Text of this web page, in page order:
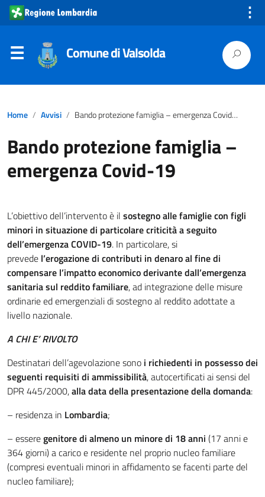
⋮
Comune di Valsolda
Home Avvisi Bando protezione famiglia – emergenza Covid-19
Bando protezione famiglia –
emergenza Covid-19
L’obiettivo dell’intervento è il sostegno alle famiglie con figli
minori in situazione di particolare criticità a seguito
dell’emergenza COVID-19. In particolare, si
prevede l’erogazione di contributi in denaro al fine di
compensare l’impatto economico derivante dall’emergenza
sanitaria sul reddito familiare, ad integrazione delle misure
ordinarie ed emergenziali di sostegno al reddito adottate a
livello nazionale.
A CHI E’ RIVOLTO
Destinatari dell’agevolazione sono i richiedenti in possesso dei
seguenti requisiti di ammissibilità, autocertificati ai sensi del
DPR 445/2000,alla data della presentazione della domanda:
– residenza in Lombardia;
– esseregenitore di almeno un minore di 18 anni (17 anni e
364 giorni) a carico e residente nel proprio nucleo familiare
(compresi eventuali minori in affidamento se facenti parte del
nucleo familiare);